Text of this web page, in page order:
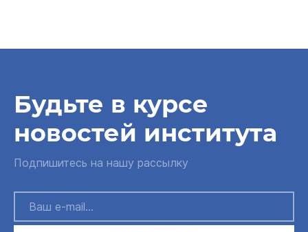
Будьте в курсе
новостей института
Подпишитесь на нашу рассылку